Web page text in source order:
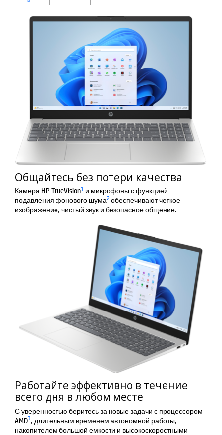
Общайтесь без потери качества
Камера HP TrueVision1 и микрофоны с функцией
подавления фонового шума2 обеспечивают четкое
изображение, чистый звук и безопасное общение.
Работайте эффективно в течение
всего дня в любом месте
С уверенностью беритесь за новые задачи с процессором
AMD3, длительным временем автономной работы,
накопителем большой емкости и высокоскоростными